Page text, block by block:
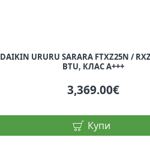
DAIKIN URURU SARARA FTXZ25N /
BTU, КЛАС A+++
3,369.00€
Купи